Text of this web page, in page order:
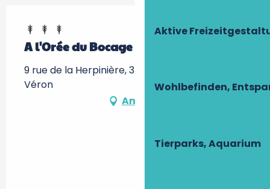
Aktive
Wohlbefinden,
Tierparks, Aquarium
A l'Orée du Bocage
9 rue de la Herpinière, 37420 Savigny-en-
Véron
Anfahrt